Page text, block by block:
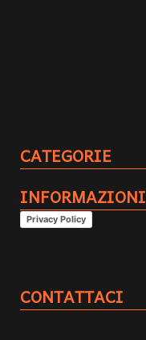
CATEGORIE
INFORMAZIONI
Privacy Policy
CONTATTACI